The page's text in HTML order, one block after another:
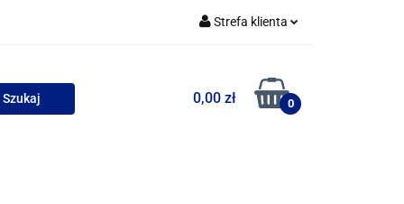
Strefa klienta
Zarejestruj się
0,00 zł 0